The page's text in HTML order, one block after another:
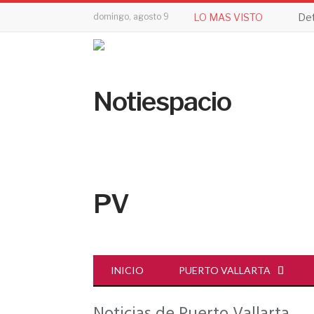
domingo, agosto 9 LO MAS VISTO
INICIO PUERTO VALLARTA